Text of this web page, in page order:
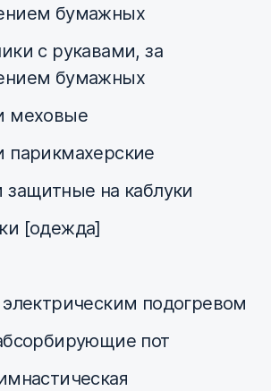
бумажных
с рукавами, за
бумажных
меховые
парикмахерские
защитные на каблуки
[одежда]
подогревом
пот